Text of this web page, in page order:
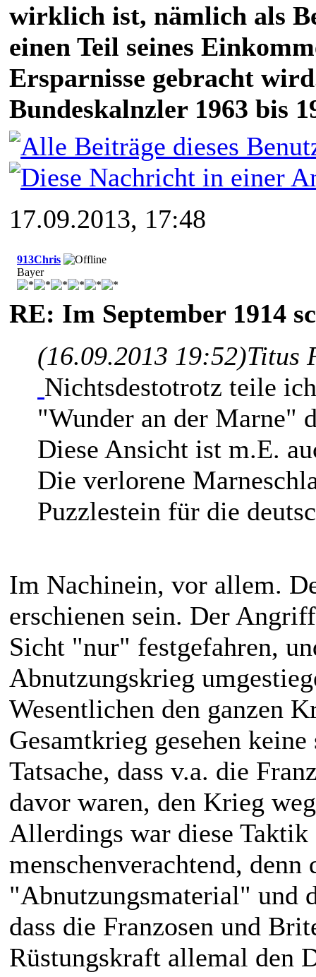
wirklich ist, nämlich als
einen Teil seines
Ersparnisse gebracht
Bundeskalnzler 1963 bis
17.09.2013, 17:48
913Chris
Bayer
RE: Im September 1914
(16.09.2013 19:52)Titus
Nichtsdestotrotz teile
"Wunder an der Marne"
Diese Ansicht ist m.E.
Die verlorene
Puzzlestein für die
Im Nachinein, vor allem.
erschienen sein. Der
Sicht "nur" festgefahren,
Abnutzungskrieg
Wesentlichen den ganzen
Gesamtkrieg gesehen
Tatsache, dass v.a. die
davor waren, den Krieg
Allerdings war diese Taktik
menschenverachtend,
"Abnutzungsmaterial" und
dass die Franzosen und
Rüstungskraft allemal den